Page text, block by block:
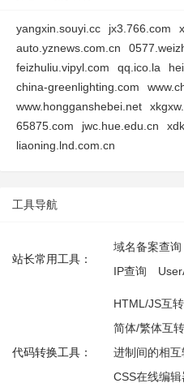
yangxin.souyi.cc jx3.766.com
auto.yznews.com.cn
feizhuliu.vipyl.com
qq.ico.la
china-greenlighting.com
www.hongganshebei.net
65875.com
jwc.hue.edu.cn
liaoning.lnd.com.cn
工具导航
站长常用工具：
域名备案查询
IP查询
代码转换工具：
HTML/JS互
简体/繁体互
进制间的相
CSS在线编辑